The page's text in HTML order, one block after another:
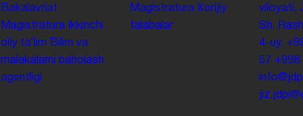
Bakalavriat
Magistratura
Ikkinchi
oliy taʼlim Bilim va
malakalarni baholash
agentligi
Magistratura Xorijiy
talabalar
viloyati,
Sh.
4-uy.
57 +998